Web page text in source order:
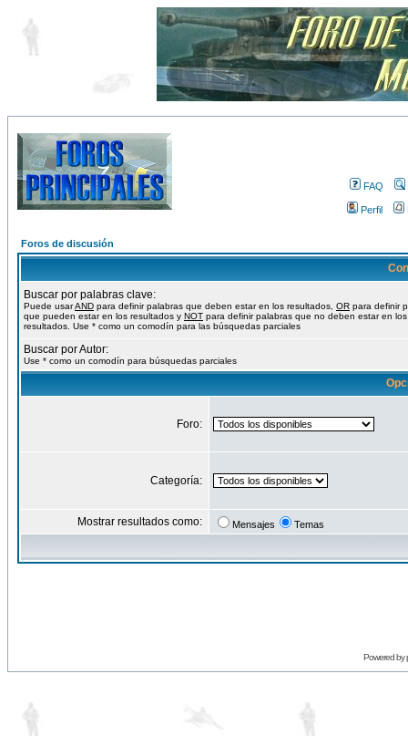
FAQ
Perfil
Foros de discusión
Buscar por palabras clave:
Puede usarAND para definir palabras que deben estar en los resultados, OR para definir
que pueden estar en los resultados y NOT para definir palabras que no deben estar en los
resultados. Use * como un comodín para las búsquedas parciales
Buscar por Autor:
Use * como un comodín para búsquedas parciales
Foro:
Categoría:
Mostrar resultados como: Mensajes Temas
Powered by